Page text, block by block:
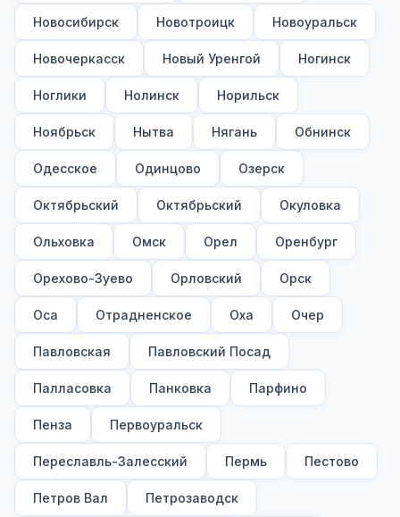
Новосибирск Новотроицк Новоуральск
Новочеркасск Новый Уренгой Ногинск
Ноглики Нолинск Норильск
Ноябрьск Нытва Нягань Обнинск
Одесское Одинцово Озерск
Октябрьский Октябрьский Окуловка
Ольховка Омск Орел Оренбург
Орехово-Зуево Орловский Орск
Оса Отрадненское Оха Очер
Павловская Павловский Посад
Палласовка Панковка Парфино
Пенза Первоуральск
Переславль-Залесский Пермь Пестово
Петров Вал Петрозаводск